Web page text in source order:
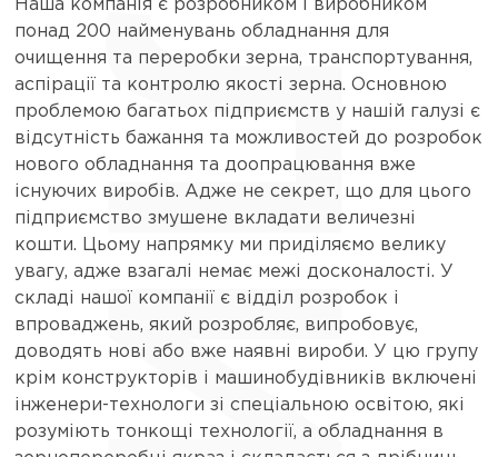
Наша компанія є розробником і виробником
понад 200 найменувань обладнання для
очищення та переробки зерна, транспортування,
аспірації та контролю якості зерна. Основною
проблемою багатьох підприємств у нашій галузі є
відсутність бажання та можливостей до розробок
нового обладнання та доопрацювання вже
існуючих виробів. Адже не секрет, що для цього
підприємство змушене вкладати величезні
кошти. Цьому напрямку ми приділяємо велику
увагу, адже взагалі немає межі досконалості. У
складі нашої компанії є відділ розробок і
впроваджень, який розробляє, випробовує,
доводять нові або вже наявні вироби. У цю групу
крім конструкторів і машинобудівників включені
інженери-технологи зі спеціальною освітою, які
розуміють тонкощі технології, а обладнання в